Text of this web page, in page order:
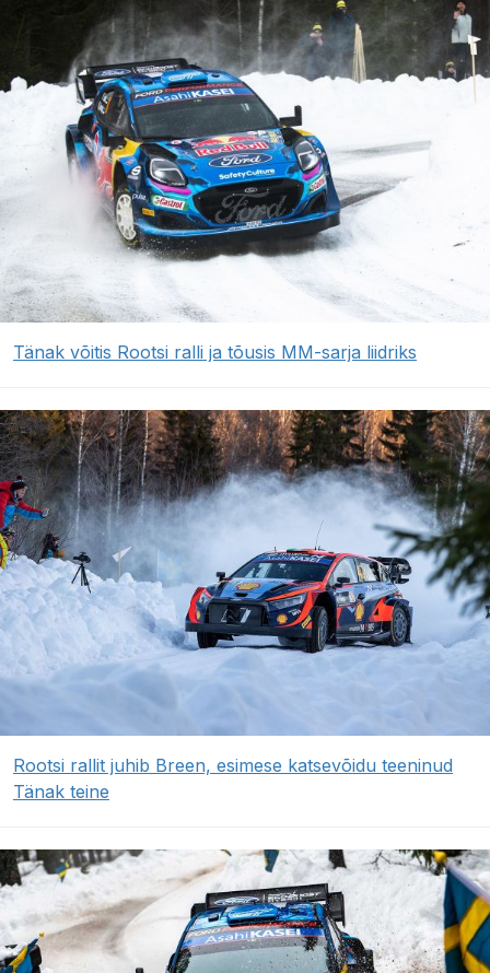
Tänak võitis Rootsi ralli ja tõusis MM-sarja liidriks
Rootsi rallit juhib Breen, esimese katsevõidu teeninud
Tänak teine